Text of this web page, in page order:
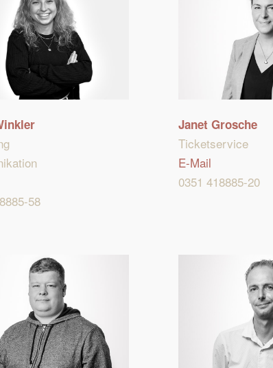
58
Janet Grosche
Ticketservice
E-Mail
0351 418885-20